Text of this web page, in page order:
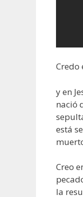
Credo
y en
nació
está
Creo
la